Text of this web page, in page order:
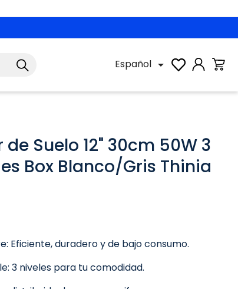
Español 
Suelo 12" 30cm 50W 3
Box Blanco/Gris Thinia
Eficiente, duradero y de bajo consumo.
3 niveles para tu comodidad.